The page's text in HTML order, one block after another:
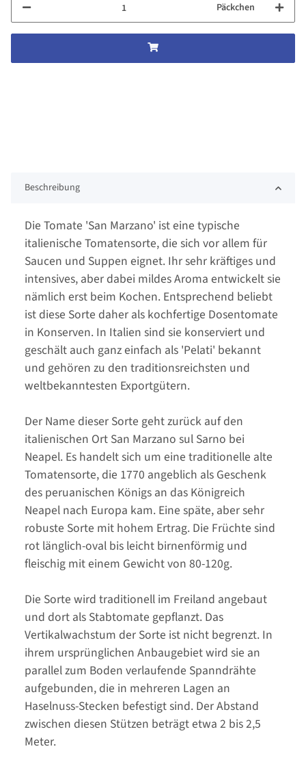
Päckchen
Beschreibung
Die Tomate 'San Marzano' ist eine typische
italienische Tomatensorte, die sich vor allem für
Saucen und Suppen eignet. Ihr sehr kräftiges und
intensives, aber dabei mildes Aroma entwickelt sie
nämlich erst beim Kochen. Entsprechend beliebt
ist diese Sorte daher als kochfertige Dosentomate
in Konserven. In Italien sind sie konserviert und
geschält auch ganz einfach als 'Pelati' bekannt
und gehören zu den traditionsreichsten und
weltbekanntesten Exportgütern.
Der Name dieser Sorte geht zurück auf den
italienischen Ort San Marzano sul Sarno bei
Neapel. Es handelt sich um eine traditionelle alte
Tomatensorte, die 1770 angeblich als Geschenk
des peruanischen Königs an das Königreich
Neapel nach Europa kam. Eine späte, aber sehr
robuste Sorte mit hohem Ertrag. Die Früchte sind
rot länglich-oval bis leicht birnenförmig und
fleischig mit einem Gewicht von 80-120g.
Die Sorte wird traditionell im Freiland angebaut
und dort als Stabtomate gepflanzt. Das
Vertikalwachstum der Sorte ist nicht begrenzt. In
ihrem ursprünglichen Anbaugebiet wird sie an
parallel zum Boden verlaufende Spanndrähte
aufgebunden, die in mehreren Lagen an
Haselnuss-Stecken befestigt sind. Der Abstand
zwischen diesen Stützen beträgt etwa 2 bis 2,5
Meter.